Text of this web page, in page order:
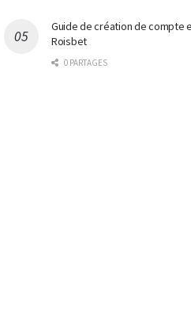
Guide de création de compte
Roisbet
0 PARTAGES